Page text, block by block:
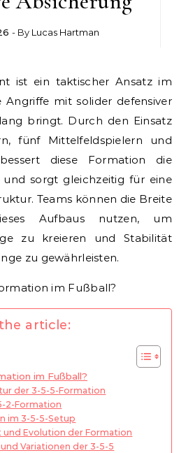
- By Lucas Hartman
ist ein taktischer Ansatz im
Angriffe mit solider defensiver
bringt. Durch den Einsatz
fünf Mittelfeldspielern und
diese Formation die
und sorgt gleichzeitig für eine
Teams können die Breite
Aufbaus nutzen, um
zu kreieren und Stabilität
zu gewährleisten.
article:
im Fußball?
der 3-5-5-Formation
2-Formation
im 3-5-5-Setup
Evolution der Formation
Variationen der 3-5-5